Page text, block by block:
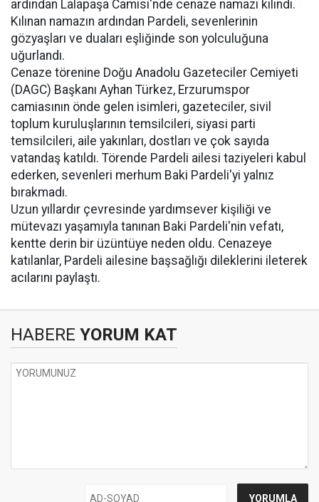
ardından Lalapaşa Camisi'nde cenaze namazı kılındı.
Kılınan namazın ardından Pardeli, sevenlerinin
gözyaşları ve duaları eşliğinde son yolculuğuna
uğurlandı.
Cenaze törenine Doğu Anadolu Gazeteciler Cemiyeti
(DAGC) Başkanı Ayhan Türkez, Erzurumspor
camiasının önde gelen isimleri, gazeteciler, sivil
toplum kuruluşlarının temsilcileri, siyasi parti
temsilcileri, aile yakınları, dostları ve çok sayıda
vatandaş katıldı. Törende Pardeli ailesi taziyeleri kabul
ederken, sevenleri merhum Baki Pardeli'yi yalnız
bırakmadı.
Uzun yıllardır çevresinde yardımsever kişiliği ve
mütevazı yaşamıyla tanınan Baki Pardeli'nin vefatı,
kentte derin bir üzüntüye neden oldu. Cenazeye
katılanlar, Pardeli ailesine başsağlığı dileklerini ileterek
acılarını paylaştı.
HABERE YORUM KAT